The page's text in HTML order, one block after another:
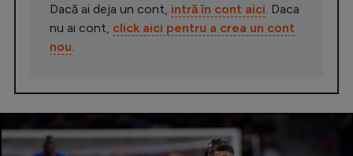
Dacă ai deja un cont, intră în cont aici . Daca
nu ai cont, click aici pentru a crea un cont
nou